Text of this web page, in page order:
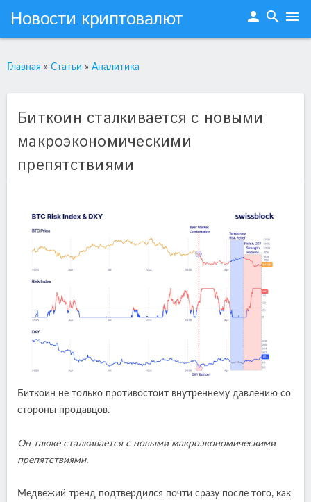
Новости криптовалют person search menu
Главная » Статьи » Аналитика
Биткоин сталкивается с новыми
макроэкономическими
препятствиями
Биткоин не только противостоит внутреннему давлению со
стороны продавцов.
Он также сталкивается с новыми макроэкономическими
препятствиями.
Медвежий тренд подтвердился почти сразу после того, как